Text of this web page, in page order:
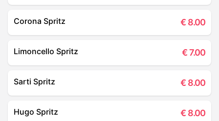
Corona Spritz € 8.00
Limoncello Spritz €7.00
Sarti Spritz € 8.00
Hugo Spritz € 8.00